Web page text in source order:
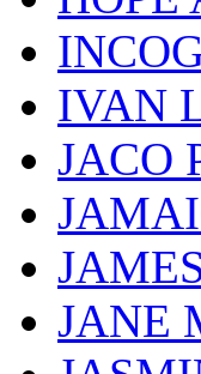
IVAN
JACO
JANE